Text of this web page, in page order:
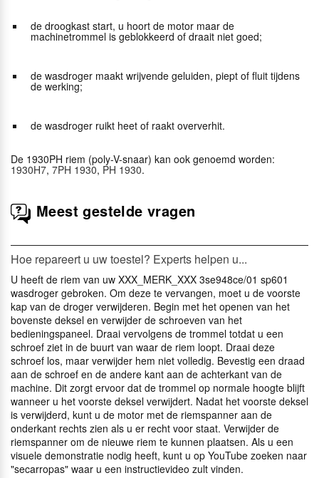
de droogkast start, u hoort de motor maar de
machinetrommel is geblokkeerd of draait niet goed;
de wasdroger maakt wrijvende geluiden, piept of fluit tijdens
de werking;
de wasdroger ruikt heet of raakt oververhit.
De 1930PH riem (poly-V-snaar) kan ook genoemd worden:
1930H7, 7PH 1930, PH 1930.
Meest gestelde vragen
Hoe repareert u uw toestel? Experts helpen u...
U heeft de riem van uw XXX_MERK_XXX 3se948ce/01 sp601
wasdroger gebroken. Om deze te vervangen, moet u de voorste
kap van de droger verwijderen. Begin met het openen van het
bovenste deksel en verwijder de schroeven van het
bedieningspaneel. Draai vervolgens de trommel totdat u een
schroef ziet in de buurt van waar de riem loopt. Draai deze
schroef los, maar verwijder hem niet volledig. Bevestig een draad
aan de schroef en de andere kant aan de achterkant van de
machine. Dit zorgt ervoor dat de trommel op normale hoogte blijft
wanneer u het voorste deksel verwijdert. Nadat het voorste deksel
is verwijderd, kunt u de motor met de riemspanner aan de
onderkant rechts zien als u er recht voor staat. Verwijder de
riemspanner om de nieuwe riem te kunnen plaatsen. Als u een
visuele demonstratie nodig heeft, kunt u op YouTube zoeken naar
"secarropas" waar u een instructievideo zult vinden.